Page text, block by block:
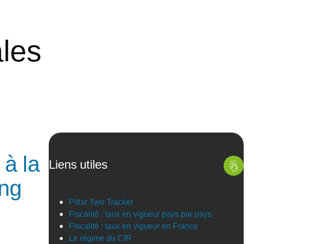
la
Liens utiles
Pillar Two Tracker
Fiscalité : taux en vigueur pays par pays
Fiscalité : taux en vigueur en France
Le régime du CIR